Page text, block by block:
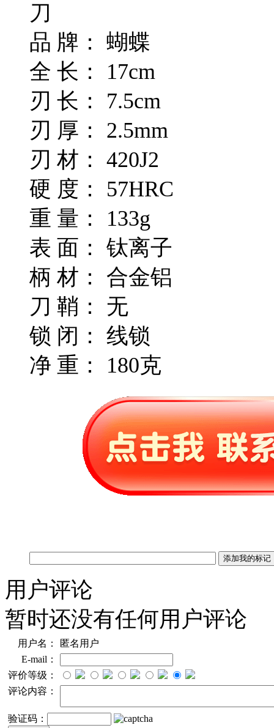
刀
品 牌： 蝴蝶
全 长： 17cm
刃 长： 7.5cm
刃 厚： 2.5mm
刃 材： 420J2
硬 度： 57HRC
重 量： 133g
表 面： 钛离子
柄 材： 合金铝
刀 鞘： 无
锁 闭： 线锁
净 重： 180克
用户评论
暂时还没有任何用户评论
用户名：
匿名用户
E-mail：
评价等级：
评论内容：
验证码：